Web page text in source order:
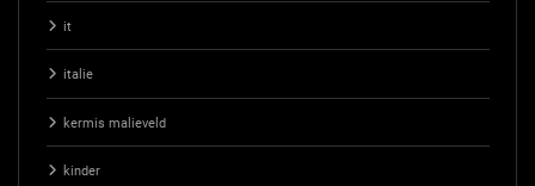
it
italie
kermis malieveld
kinder